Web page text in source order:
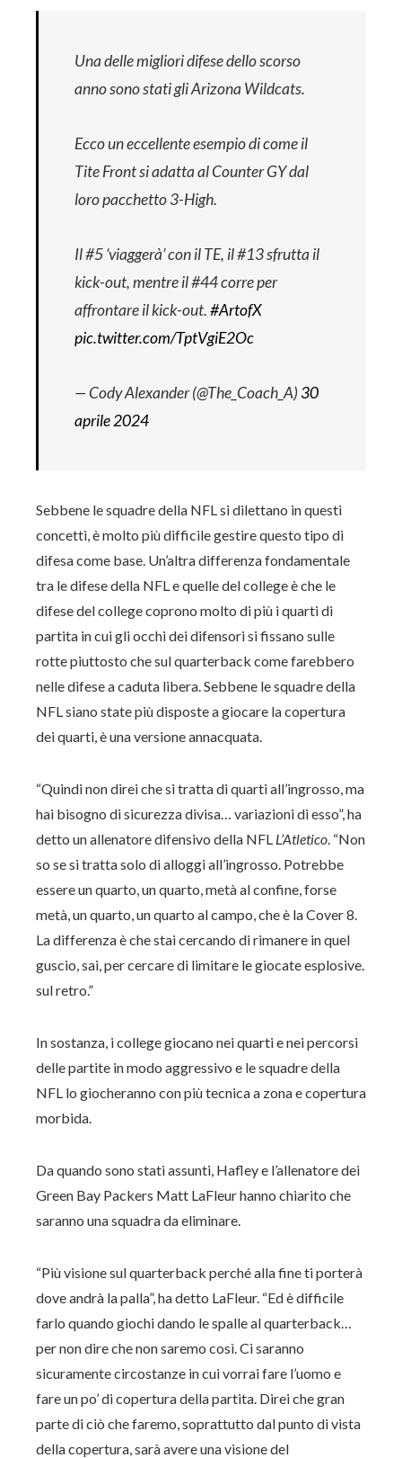
Una delle migliori difese dello scorso
anno sono stati gli Arizona Wildcats.
Ecco un eccellente esempio di come il
Tite Front si adatta al Counter GY dal
loro pacchetto 3-High.
Il #5 ‘viaggerà’ con il TE, il #13 sfrutta il
kick-out, mentre il #44 corre per
affrontare il kick-out.#ArtofX
pic.twitter.com/TptVgiE2Oc
— Cody Alexander (@The_Coach_A) 30
aprile 2024
Sebbene le squadre della NFL si dilettano in questi
concetti, è molto più difficile gestire questo tipo di
difesa come base. Un’altra differenza fondamentale
tra le difese della NFL e quelle del college è che le
difese del college coprono molto di più i quarti di
partita in cui gli occhi dei difensori si fissano sulle
rotte piuttosto che sul quarterback come farebbero
nelle difese a caduta libera. Sebbene le squadre della
NFL siano state più disposte a giocare la copertura
dei quarti, è una versione annacquata.
“Quindi non direi che si tratta di quarti all’ingrosso, ma
hai bisogno di sicurezza divisa… variazioni di esso”, ha
detto un allenatore difensivo della NFL L’Atletico. “Non
so se si tratta solo di alloggi all’ingrosso. Potrebbe
essere un quarto, un quarto, metà al confine, forse
metà, un quarto, un quarto al campo, che è la Cover 8.
La differenza è che stai cercando di rimanere in quel
guscio, sai, per cercare di limitare le giocate esplosive.
sul retro.”
In sostanza, i college giocano nei quarti e nei percorsi
delle partite in modo aggressivo e le squadre della
NFL lo giocheranno con più tecnica a zona e copertura
morbida.
Da quando sono stati assunti, Hafley e l’allenatore dei
Green Bay Packers Matt LaFleur hanno chiarito che
saranno una squadra da eliminare.
“Più visione sul quarterback perché alla fine ti porterà
dove andrà la palla”, ha detto LaFleur. “Ed è difficile
farlo quando giochi dando le spalle al quarterback…
per non dire che non saremo così. Ci saranno
sicuramente circostanze in cui vorrai fare l’uomo e
fare un po’ di copertura della partita. Direi che gran
parte di ciò che faremo, soprattutto dal punto di vista
della copertura, sarà avere una visione del